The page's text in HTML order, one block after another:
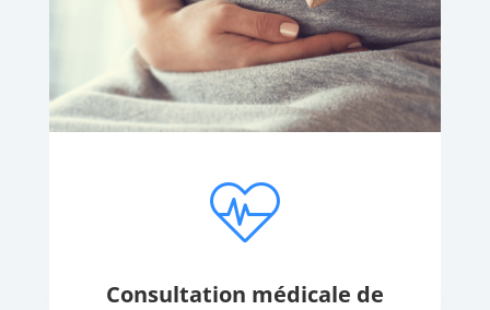
Consultation médicale de